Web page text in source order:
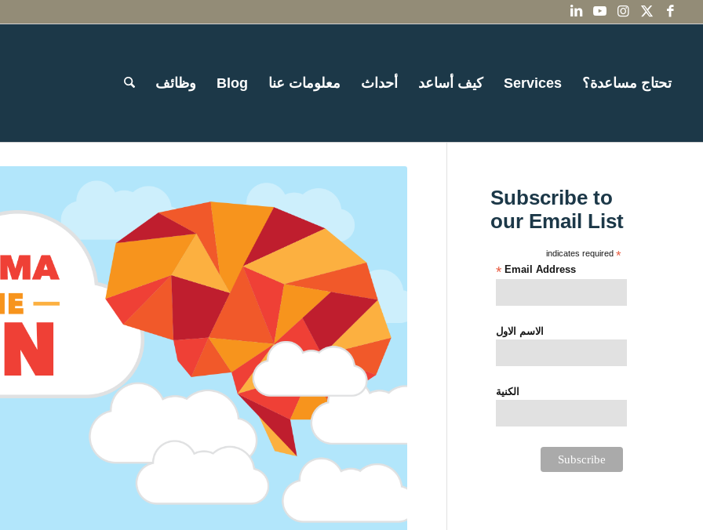
تحتاج مساعدة؟ Services كيف أساعد أحداث معلومات عنا Blog وظائف
Subscribe to
our Email List
*
indicates required
Email Address
*
الاسم الاول
الكنية